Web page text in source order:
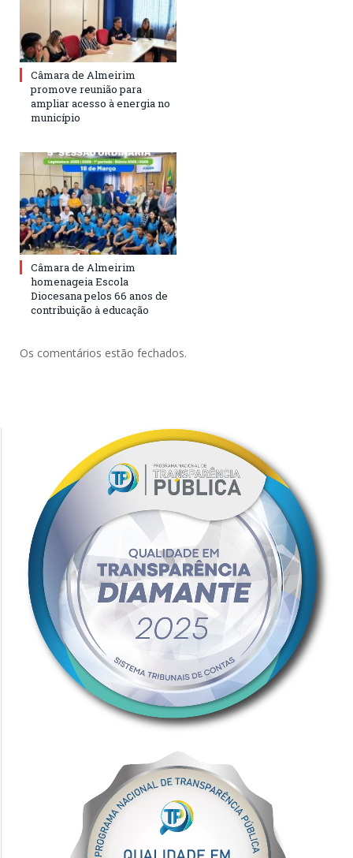
Câmara de Almeirim
promove reunião para
ampliar acesso à energia no
município
Câmara de Almeirim
homenageia Escola
Diocesana pelos 66 anos de
contribuição à educação
Os comentários estão fechados.